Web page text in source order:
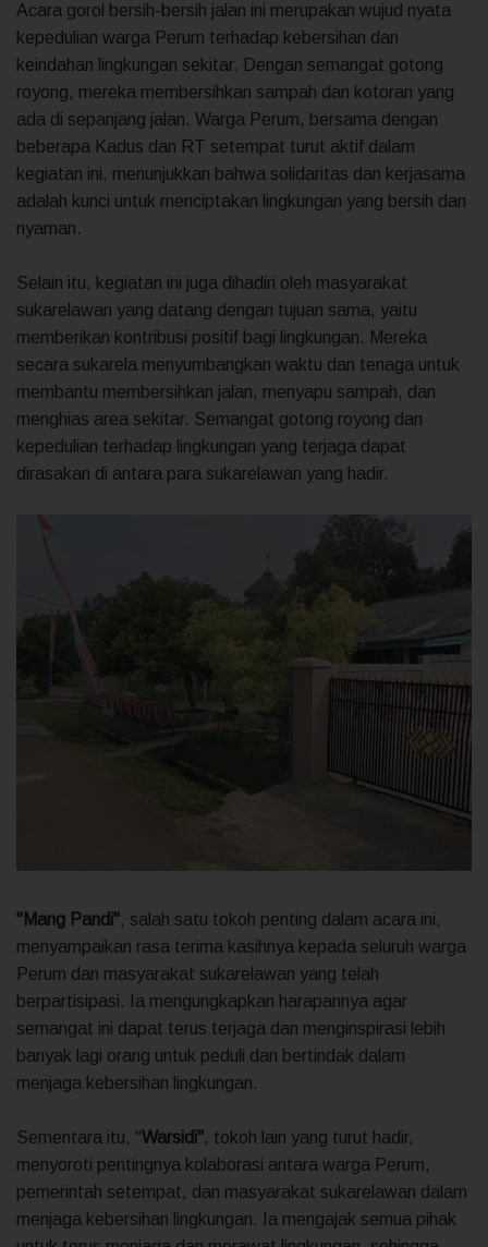
Acara gorol bersih-bersih jalan ini merupakan wujud nyata
kepedulian warga Perum terhadap kebersihan dan
keindahan lingkungan sekitar. Dengan semangat gotong
royong, mereka membersihkan sampah dan kotoran yang
ada di sepanjang jalan. Warga Perum, bersama dengan
beberapa Kadus dan RT setempat turut aktif dalam
kegiatan ini, menunjukkan bahwa solidaritas dan kerjasama
adalah kunci untuk menciptakan lingkungan yang bersih dan
nyaman.
Selain itu, kegiatan ini juga dihadiri oleh masyarakat
sukarelawan yang datang dengan tujuan sama, yaitu
memberikan kontribusi positif bagi lingkungan. Mereka
secara sukarela menyumbangkan waktu dan tenaga untuk
membantu membersihkan jalan, menyapu sampah, dan
menghias area sekitar. Semangat gotong royong dan
kepedulian terhadap lingkungan yang terjaga dapat
dirasakan di antara para sukarelawan yang hadir.
"Mang Pandi", salah satu tokoh penting dalam acara ini,
menyampaikan rasa terima kasihnya kepada seluruh warga
Perum dan masyarakat sukarelawan yang telah
berpartisipasi. Ia mengungkapkan harapannya agar
semangat ini dapat terus terjaga dan menginspirasi lebih
banyak lagi orang untuk peduli dan bertindak dalam
menjaga kebersihan lingkungan.
Sementara itu, "Warsidi", tokoh lain yang turut hadir,
menyoroti pentingnya kolaborasi antara warga Perum,
pemerintah setempat, dan masyarakat sukarelawan dalam
menjaga kebersihan lingkungan. Ia mengajak semua pihak